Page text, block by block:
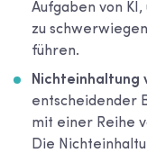
Aufgaben von
zu
führen.
Nichteinhaltung
entscheidender
mit einer Reihe
Die